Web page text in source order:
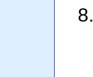
8.